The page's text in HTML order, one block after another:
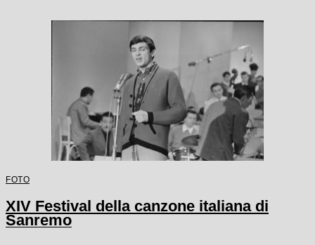
FOTO
XIV Festival della canzone italiana di
Sanremo